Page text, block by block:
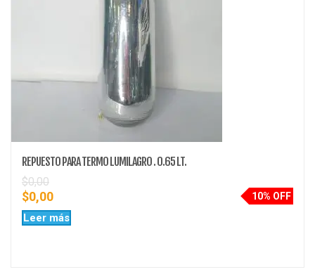
REPUESTO PARA TERMO LUMILAGRO . 0.65 LT.
10% OFF
$0,00
$0,00
Leer más